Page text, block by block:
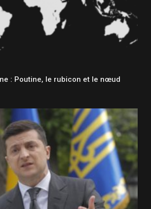
: Poutine, le rubicon et le nœud